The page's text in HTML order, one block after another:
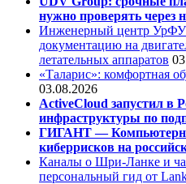
нужно проверять через
Инженерный центр УрФУ
документацию на
летательных аппаратов
«Таларис»: комфортная
03.08.2026
ActiveCloud запустил в
инфраструктуры по
ГИГАНТ —
киберрисков на
Каналы о Шри-Ланке и
персональный гид от